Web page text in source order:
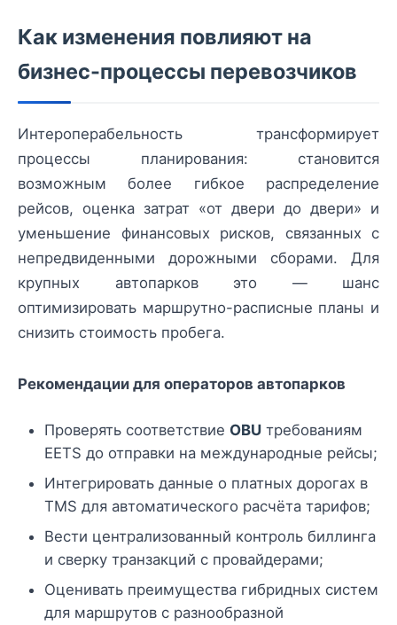
Как изменения повлияют на
бизнес-процессы перевозчиков
Интероперабельность трансформирует
процессы планирования: становится
возможным более гибкое распределение
рейсов, оценка затрат «от двери до двери» и
уменьшение финансовых рисков, связанных с
непредвиденными дорожными сборами. Для
крупных автопарков это — шанс
оптимизировать маршрутно-расписные планы и
снизить стоимость пробега.
Рекомендации для операторов автопарков
Проверять соответствие OBU требованиям
EETS до отправки на международные рейсы;
Интегрировать данные о платных дорогах в
TMS для автоматического расчёта тарифов;
Вести централизованный контроль биллинга
и сверку транзакций с провайдерами;
Оценивать преимущества гибридных систем
для маршрутов с разнообразной